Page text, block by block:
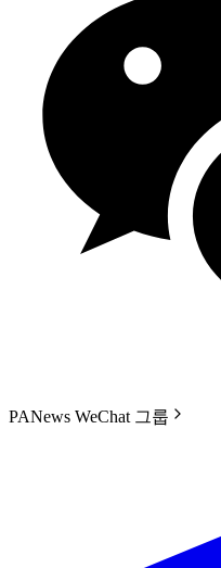
PANews WeChat 그룹